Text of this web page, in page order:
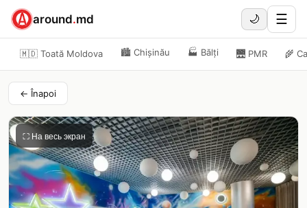
around.md 🌙 ☰
🇲🇩 Toată Moldova 🏙️ Chișinău 🏭 Bălți 🌉 PMR 🌾
← Înapoi
⛶ На весь экран